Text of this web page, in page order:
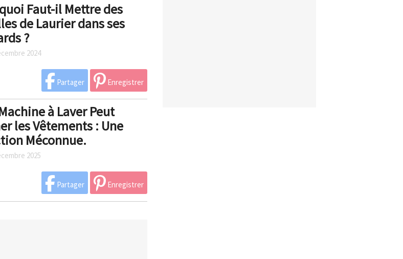
Faut-il Mettre des
de Laurier dans ses
?
2024
Partager Enregistrer
à Laver Peut
les Vêtements : Une
Méconnue.
2025
Partager Enregistrer